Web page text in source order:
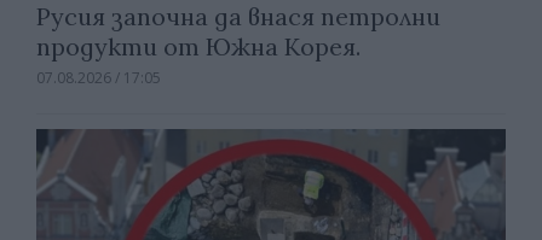
Русия започна да внася петролни
продукти от Южна Корея.
07.08.2026 / 17:05